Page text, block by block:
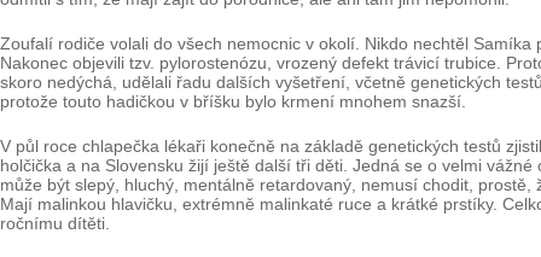
Zoufalí rodiče volali do všech nemocnic v okolí. Nikdo nechtěl
Nakonec objevili tzv. pylorostenózu, vrozený defekt trávicí trubice.
skoro nedýchá, udělali řadu dalších vyšetření, včetně genetických
protože touto hadičkou v bříšku bylo krmení mnohem snazší.
V půl roce chlapečka lékaři konečně na základě genetických testů
holčička a na Slovensku žijí ještě další tři děti. Jedná se o velmi
může být slepý, hluchý, mentálně retardovaný, nemusí chodit,
Mají malinkou hlavičku, extrémně malinkaté ruce a krátké prstíky.
ročnímu dítěti.